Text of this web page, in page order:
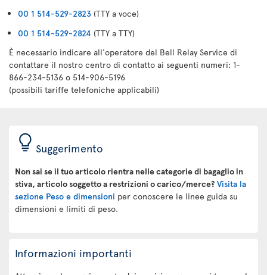
00 1 514-529-2823 (TTY a voce)
00 1 514-529-2824 (TTY a TTY)
È necessario indicare all'operatore del Bell Relay Service di
contattare il nostro centro di contatto ai seguenti numeri: 1-
866-234-5136 o 514-906-5196
(possibili tariffe telefoniche applicabili)
Suggerimento
Non sai se il tuo articolo rientra nelle categorie di bagaglio in
stiva, articolo soggetto a restrizioni o carico/merce? Visita la
sezione Peso e dimensioni per conoscere le linee guida su
dimensioni e limiti di peso.
Informazioni importanti